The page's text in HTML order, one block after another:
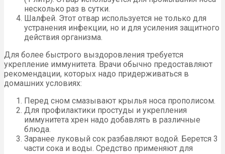
несколько раз в сутки.
Шалфей. Этот отвар используется не только для
устранения инфекции, но и для усиления защитного
действия организма.
Для более быстрого выздоровления требуется
укрепление иммунитета. Врачи обычно предоставляют
рекомендации, которых надо придерживаться в
домашних условиях:
Перед сном смазывают крылья носа прополисом.
Для профилактики простуды и укрепления
иммунитета хрен надо добавлять в различные
блюда.
Заранее луковый сок разбавляют водой. Берется 3
части сока и воды. Средство применяют для